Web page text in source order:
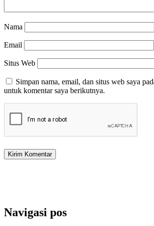
Nama
Email
Situs Web
Simpan nama, email, dan situs web saya
untuk komentar saya berikutnya.
Navigasi pos